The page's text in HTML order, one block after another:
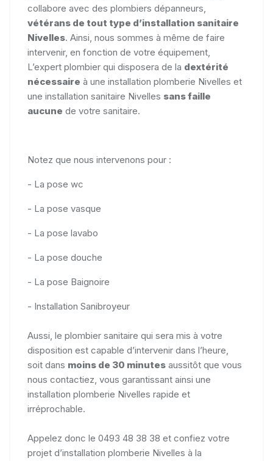
collabore avec des plombiers dépanneurs,
vétérans de tout type d’installation sanitaire
Nivelles. Ainsi, nous sommes à même de faire
intervenir, en fonction de votre équipement,
L’expert plombier qui disposera de la dextérité
nécessaire à une installation plomberie Nivelles et
une installation sanitaire Nivelles sans faille
aucune de votre sanitaire.
Notez que nous intervenons pour :
- La pose wc
- La pose vasque
- La pose lavabo
- La pose douche
- La pose Baignoire
- Installation Sanibroyeur
Aussi, le plombier sanitaire qui sera mis à votre
disposition est capable d’intervenir dans l’heure,
soit dans moins de 30 minutes aussitôt que vous
nous contactiez, vous garantissant ainsi une
installation plomberie Nivelles rapide et
irréprochable.
Appelez donc le 0493 48 38 38 et confiez votre
projet d’installation plomberie Nivelles à la